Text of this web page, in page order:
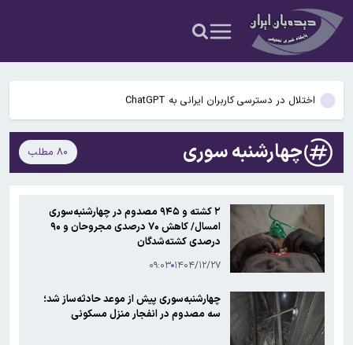
نمی‌پذیریم
راز رنگ آبی در صندلی های هواپیما چیست؟
گوگل اسیستنت ماه آینده در اندروید غیرفعال و جمینای جایگزین آن
می‌شود
اختلال در دسترسی کاربران ایرانی به ChatGPT
پنجره نقل‌وانتقالات استقلال بسته ماند؛ ثبت قرارداد بازیکنان ممنوع شد
سخنگوی کمیسیون امنیت ملی: کریدور تحمیلی آمریکا در تنگه هرمز را
راز رنگ آبی در صندلی های هواپیما چیست؟
گوگل اسیستنت ماه آینده در اندروید غیرفعال و جمینای جایگزین آن
می‌شود
…
چهارشنبه سوری ۸۰ مطلب
۲ کشته و ۹۴۵ مصدوم در چهارشنبه‌سوری
امسال/ کاهش ۷۰ درصدی مجروحان و ۹۰
درصدی کشته‌شدگان
۱۴۰۴/۱۲/۲۷ ۰۹:۰۳
چهارشنبه‌سوری پیش از موعد حادثه‌ساز شد؛
سه مصدوم در انفجار منزل مسکونی